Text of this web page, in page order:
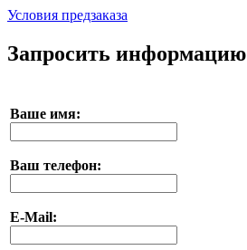
Условия предзаказа
Запросить информацию
Ваше имя:
Ваш телефон:
E-Mail: